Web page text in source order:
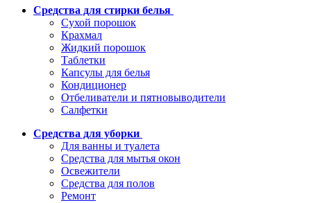
Средства для стирки белья
Сухой порошок
Крахмал
Жидкий порошок
Таблетки
Капсулы для белья
Кондиционер
Отбеливатели и пятновыводители
Салфетки
Средства для уборки
Для ванны и туалета
Средства для мытья окон
Освежители
Средства для полов
Ремонт